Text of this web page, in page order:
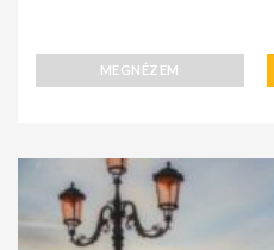
MEGNÉZEM